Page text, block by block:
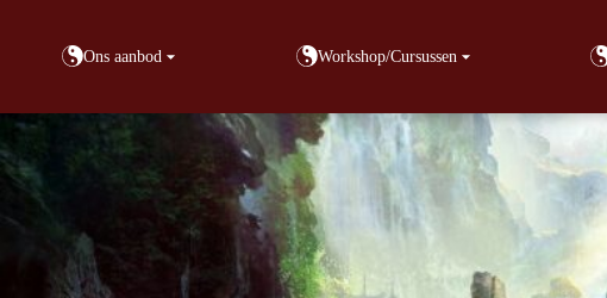
Ons aanbod Workshop/Cursussen